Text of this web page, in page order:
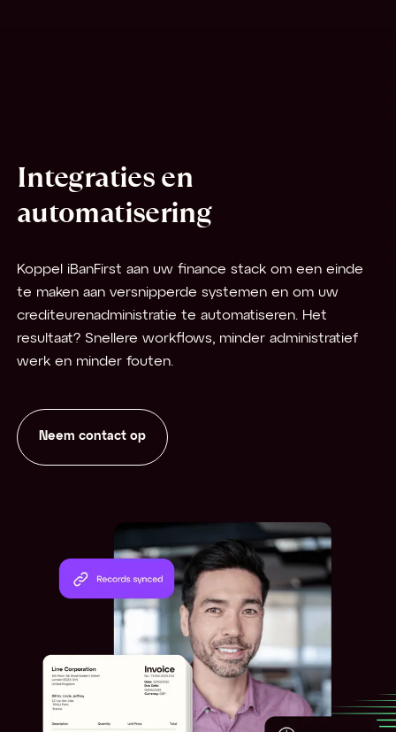
Integraties en
automatisering
Koppel iBanFirst aan uw finance stack om een einde
te maken aan versnipperde systemen en om uw
crediteurenadministratie te automatiseren. Het
resultaat? Snellere workflows, minder administratief
werk en minder fouten.
Neem contact op